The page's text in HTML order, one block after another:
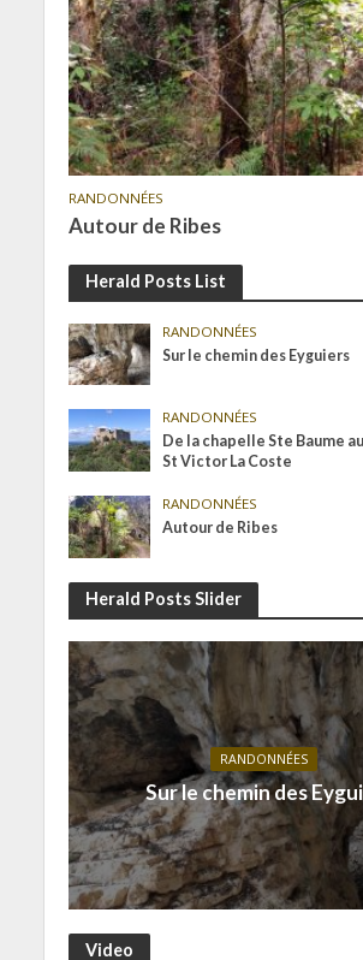
RANDONNÉES
Autour de Ribes
Herald Posts List
RANDONNÉES
Sur le chemin des Eyguiers
RANDONNÉES
De la chapelle Ste Baume
St Victor La Coste
RANDONNÉES
Autour de Ribes
Herald Posts Slider
RANDONNÉES
Sur le chemin des
Video